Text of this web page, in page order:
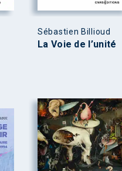
Sébastien Billioud
La Voie de l’unité